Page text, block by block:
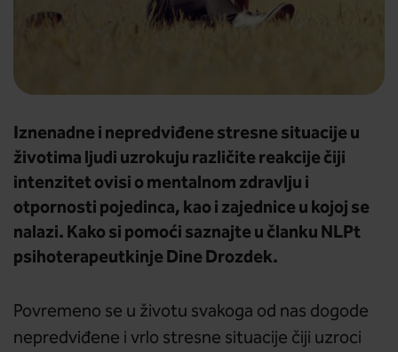
Iznenadne i nepredviđene stresne situacije u
životima ljudi uzrokuju različite reakcije čiji
intenzitet ovisi o mentalnom zdravlju i
otpornosti pojedinca, kao i zajednice u kojoj se
nalazi. Kako si pomoći saznajte u članku NLPt
psihoterapeutkinje Dine Drozdek.
Povremeno se u životu svakoga od nas dogode
nepredviđene i vrlo stresne situacije čiji uzroci